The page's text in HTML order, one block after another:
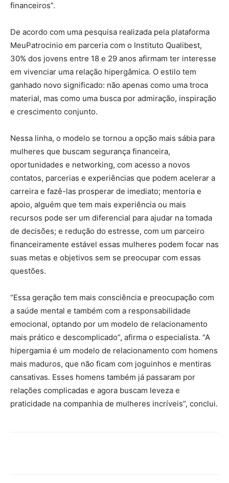
financeiros”.
De acordo com uma pesquisa realizada pela plataforma
MeuPatrocinio em parceria com o Instituto Qualibest,
30% dos jovens entre 18 e 29 anos afirmam ter interesse
em vivenciar uma relação hipergâmica. O estilo tem
ganhado novo significado: não apenas como uma troca
material, mas como uma busca por admiração, inspiração
e crescimento conjunto.
Nessa linha, o modelo se tornou a opção mais sábia para
mulheres que buscam segurança financeira,
oportunidades e networking, com acesso a novos
contatos, parcerias e experiências que podem acelerar a
carreira e fazê-las prosperar de imediato; mentoria e
apoio, alguém que tem mais experiência ou mais
recursos pode ser um diferencial para ajudar na tomada
de decisões; e redução do estresse, com um parceiro
financeiramente estável essas mulheres podem focar nas
suas metas e objetivos sem se preocupar com essas
questões.
“Essa geração tem mais consciência e preocupação com
a saúde mental e também com a responsabilidade
emocional, optando por um modelo de relacionamento
mais prático e descomplicado”, afirma o especialista. “A
hipergamia é um modelo de relacionamento com homens
mais maduros, que não ficam com joguinhos e mentiras
cansativas. Esses homens também já passaram por
relações complicadas e agora buscam leveza e
praticidade na companhia de mulheres incríveis”, conclui.